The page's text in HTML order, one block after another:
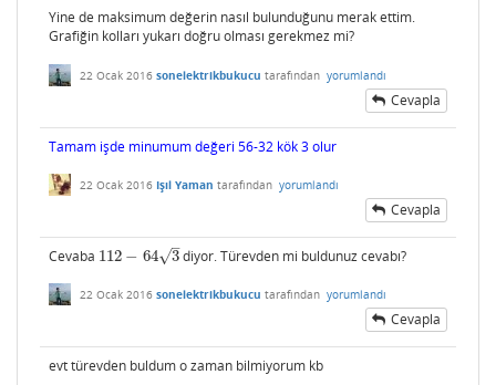
Yine de maksimum değerin nasıl bulunduğunu merak ettim.
Grafiğin kolları yukarı doğru olması gerekmez mi?
22 Ocak 2016 sonelektrikbukucu tarafından yorumlandı
Cevapla
Tamam işde minumum değeri 56-32 kök 3 olur
22 Ocak 2016 Işıl Yaman tarafından yorumlandı
Cevapla
Cevaba 112 − 64 3
–
√
112 −643 diyor. Türevden mi buldunuz cevabı?
22 Ocak 2016 sonelektrikbukucu tarafından yorumlandı
Cevapla
evt türevden buldum o zaman bilmiyorum kb